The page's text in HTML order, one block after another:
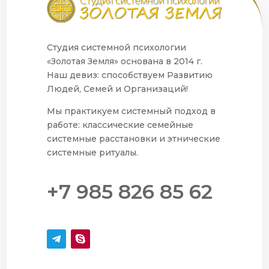
Студия системной психологии
«Золотая Земля» основана в 2014 г.
Наш девиз: способствуем Развитию
Людей, Семей и Организаций!
Мы практикуем системный подход в
работе: классические семейные
системные расстановки и этнические
системные ритуалы.
+7 985 826 85 62